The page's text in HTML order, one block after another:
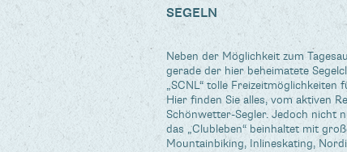
SEGELN
Neben der Möglichkeit zum
gerade der hier beheimatete
„SCNL“ tolle Freizeitmöglichkeiten
Hier finden Sie alles, vom aktiven
Schönwetter-Segler. Jedoch nicht
das „Clubleben“ beinhaltet mit
Mountainbiking, Inlineskating,